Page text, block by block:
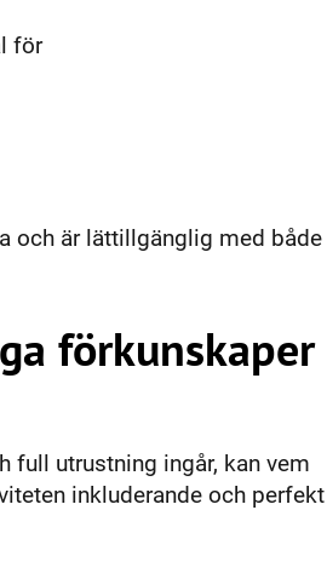
för
och är lättillgänglig med både
förkunskaper
full utrustning ingår, kan vem
inkluderande och perfekt